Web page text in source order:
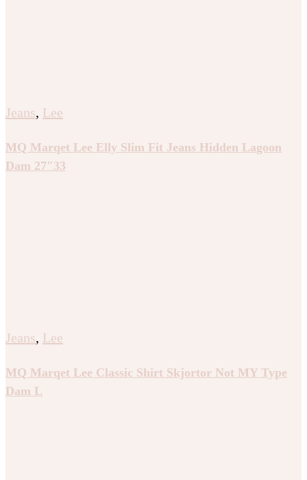
Jeans, Lee
MQ Marqet Lee Elly Slim Fit Jeans Hidden Lagoon
Dam 27″33
Jeans, Lee
MQ Marqet Lee Classic Shirt Skjortor Not MY Type
Dam L